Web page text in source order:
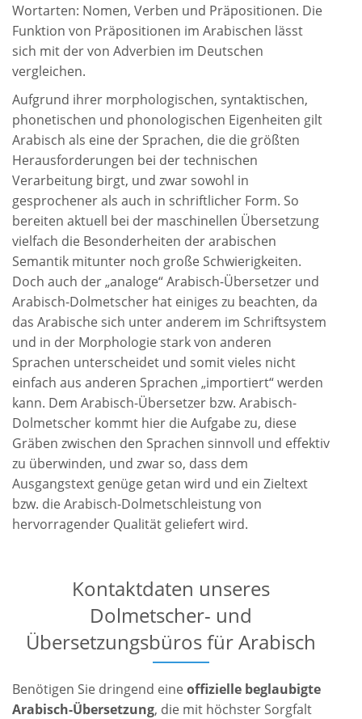
Wortarten: Nomen, Verben und Präpositionen. Die
Funktion von Präpositionen im Arabischen lässt
sich mit der von Adverbien im Deutschen
vergleichen.
Aufgrund ihrer morphologischen, syntaktischen,
phonetischen und phonologischen Eigenheiten gilt
Arabisch als eine der Sprachen, die die größten
Herausforderungen bei der technischen
Verarbeitung birgt, und zwar sowohl in
gesprochener als auch in schriftlicher Form. So
bereiten aktuell bei der maschinellen Übersetzung
vielfach die Besonderheiten der arabischen
Semantik mitunter noch große Schwierigkeiten.
Doch auch der „analoge“ Arabisch-Übersetzer und
Arabisch-Dolmetscher hat einiges zu beachten, da
das Arabische sich unter anderem im Schriftsystem
und in der Morphologie stark von anderen
Sprachen unterscheidet und somit vieles nicht
einfach aus anderen Sprachen „importiert“ werden
kann. Dem Arabisch-Übersetzer bzw. Arabisch-
Dolmetscher kommt hier die Aufgabe zu, diese
Gräben zwischen den Sprachen sinnvoll und effektiv
zu überwinden, und zwar so, dass dem
Ausgangstext genüge getan wird und ein Zieltext
bzw. die Arabisch-Dolmetschleistung von
hervorragender Qualität geliefert wird.
Kontaktdaten unseres
Dolmetscher- und
Übersetzungsbüros für Arabisch
Benötigen Sie dringend eineoffizielle beglaubigte
Arabisch-Übersetzung, die mit höchster Sorgfalt